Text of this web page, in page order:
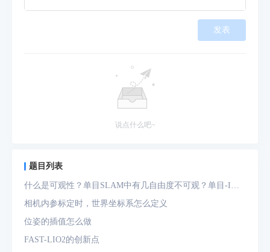
发表
说点什么吧~
题目列表
什么是可观性？单目SLAM中有几自由度不可观？单目-IMU
系统中有几自由度不可观？
相机内参标定时，世界坐标系怎么定义
位姿的插值怎么做
FAST-LIO2的创新点